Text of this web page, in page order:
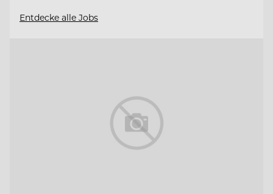
Entdecke alle Jobs